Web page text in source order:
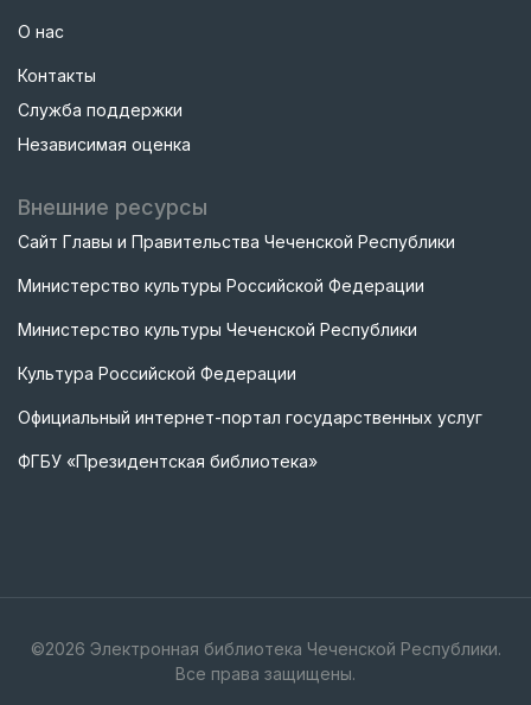
О нас
Контакты
Служба поддержки
Независимая оценка
Внешние ресурсы
Сайт Главы и Правительства Чеченской Республики
Министерство культуры Российской Федерации
Министерство культуры Чеченской Республики
Культура Российской Федерации
Официальный интернет-портал государственных услуг
ФГБУ «Президентская библиотека»
©2026 Электронная библиотека Чеченской Республики.
Все права защищены.